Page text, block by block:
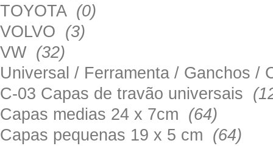
TOYOTA (0)
VOLVO (3)
VW (32)
Universal / Ferramenta / Ganchos
C-03 Capas de travão universais
Capas medias 24 x 7cm (64)
Capas pequenas 19 x 5 cm (64)